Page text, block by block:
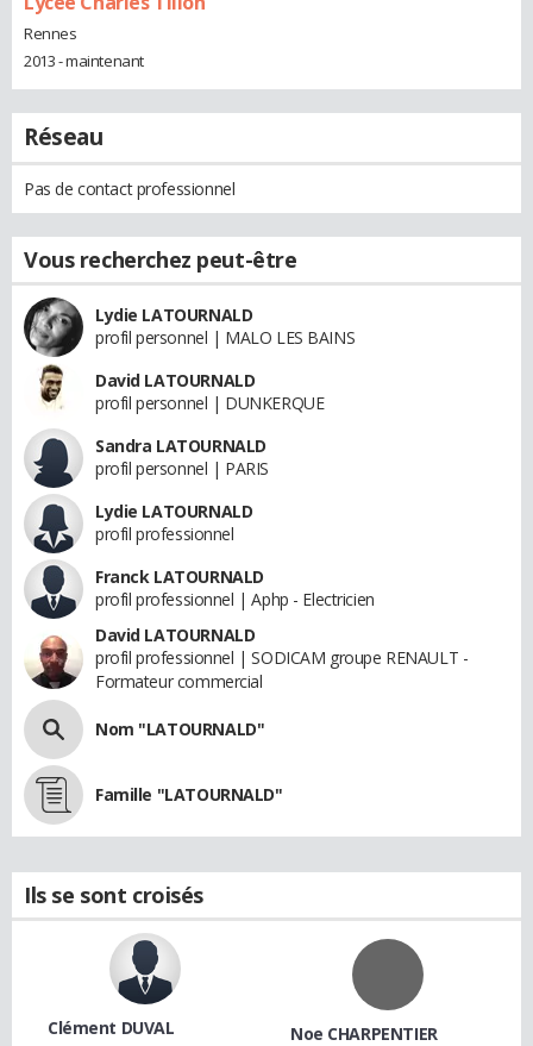
Rennes
2013 - maintenant
Réseau
Pas de contact professionnel
Vous recherchez peut-être
Lydie LATOURNALD
profil personnel | MALO LES BAINS
David LATOURNALD
profil personnel | DUNKERQUE
Sandra LATOURNALD
profil personnel | PARIS
Lydie LATOURNALD
profil professionnel
Franck LATOURNALD
profil professionnel | Aphp - Electricien
David LATOURNALD
profil professionnel | SODICAM groupe RENAULT -
Formateur commercial
Nom "LATOURNALD"
Famille "LATOURNALD"
Ils se sont croisés
Clément DUVAL Noe CHARPENTIER